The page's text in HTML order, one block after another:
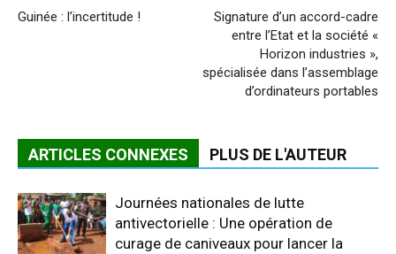
Guinée : l’incertitude !
Signature d’un accord-cadre
entre l’Etat et la société «
Horizon industries »,
spécialisée dans l’assemblage
d’ordinateurs portables
ARTICLES CONNEXES PLUS DE L'AUTEUR
Journées nationales de lutte
antivectorielle : Une opération de
curage de caniveaux pour lancer la